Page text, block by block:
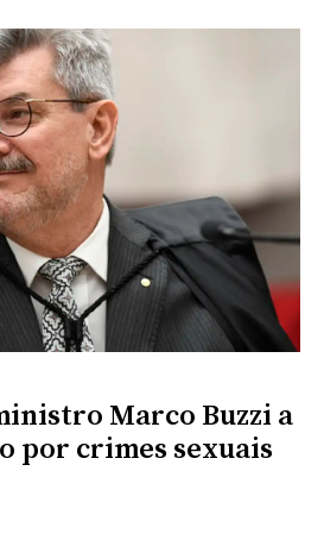
Marco Buzzi a
por crimes sexuais